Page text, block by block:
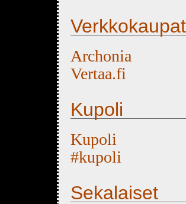
Verkkokaupat
Archonia
Vertaa.fi
Kupoli
Kupoli
#kupoli
Sekalaiset